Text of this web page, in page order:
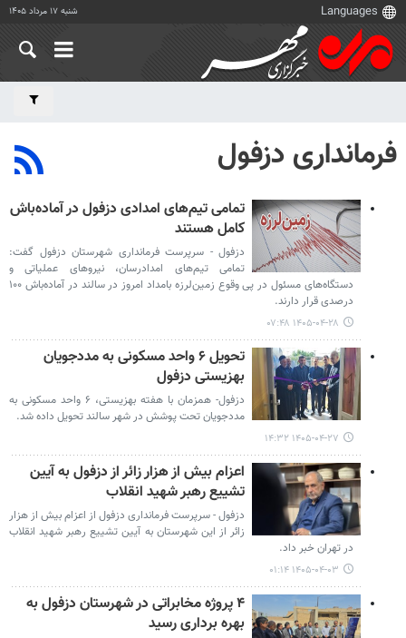
شنبه ۱۷ مرداد ۱۴۰۵
فرمانداری دزفول
تمامی تیم‌های امدادی دزفول در آماده‌باش
کامل هستند
دزفول - سرپرست فرمانداری شهرستان دزفول گفت:
تمامی تیم‌های امدادرسان، نیروهای عملیاتی و
دستگاه‌های مسئول در پی وقوع زمین‌لرزه بامداد امروز در سالند در آماده‌باش ۱۰۰
درصدی قرار دارند.
۱۴۰۵-۰۴-۲۸ ۰۷:۴۸
تحویل ۶ واحد مسکونی به مددجویان
بهزیستی دزفول
دزفول- همزمان با هفته بهزیستی، ۶ واحد مسکونی به
مددجویان تحت پوشش در شهر سالند تحویل داده شد.
۱۴۰۵-۰۴-۲۷ ۱۴:۳۲
اعزام بیش از هزار زائر از دزفول به آیین
تشییع رهبر شهید انقلاب
دزفول - سرپرست فرمانداری دزفول از اعزام بیش از هزار
زائر از این شهرستان به آیین تشییع رهبر شهید انقلاب
در تهران خبر داد.
۱۴۰۵-۰۴-۰۳ ۰۱:۱۴
۴ پروژه مخابراتی در شهرستان دزفول به
بهره برداری رسید